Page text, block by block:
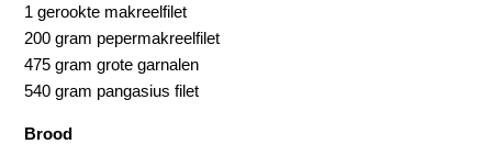
1 gerookte makreelfilet
200 gram pepermakreelfilet
475 gram grote garnalen
540 gram pangasius filet
Brood